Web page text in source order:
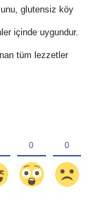
glutensiz köy
içinde uygundur.
tüm lezzetler